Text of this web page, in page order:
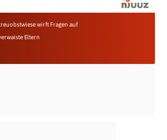
wirft Fragen auf
Eltern